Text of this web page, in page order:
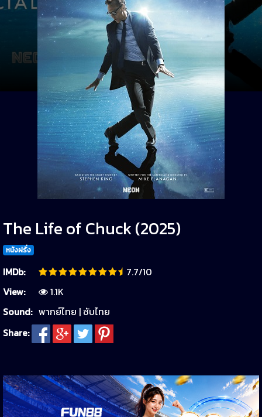
The Life of Chuck (2025)
หนังฝรั่ง
IMDb:
7.7/10
View:
1.1K
Sound: พากย์ไทย | ซับไทย
Share: